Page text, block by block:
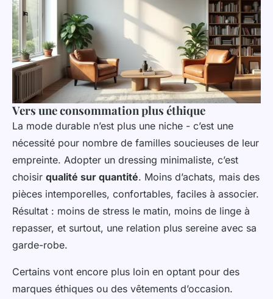
Vers une consommation plus éthique
La mode durable n’est plus une niche - c’est une
nécessité pour nombre de familles soucieuses de leur
empreinte. Adopter un dressing minimaliste, c’est
choisir qualité sur quantité. Moins d’achats, mais des
pièces intemporelles, confortables, faciles à associer.
Résultat : moins de stress le matin, moins de linge à
repasser, et surtout, une relation plus sereine avec sa
garde-robe.
Certains vont encore plus loin en optant pour des
marques éthiques ou des vêtements d’occasion.